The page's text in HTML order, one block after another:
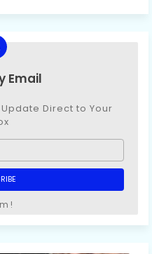
Email
Direct to Your
!